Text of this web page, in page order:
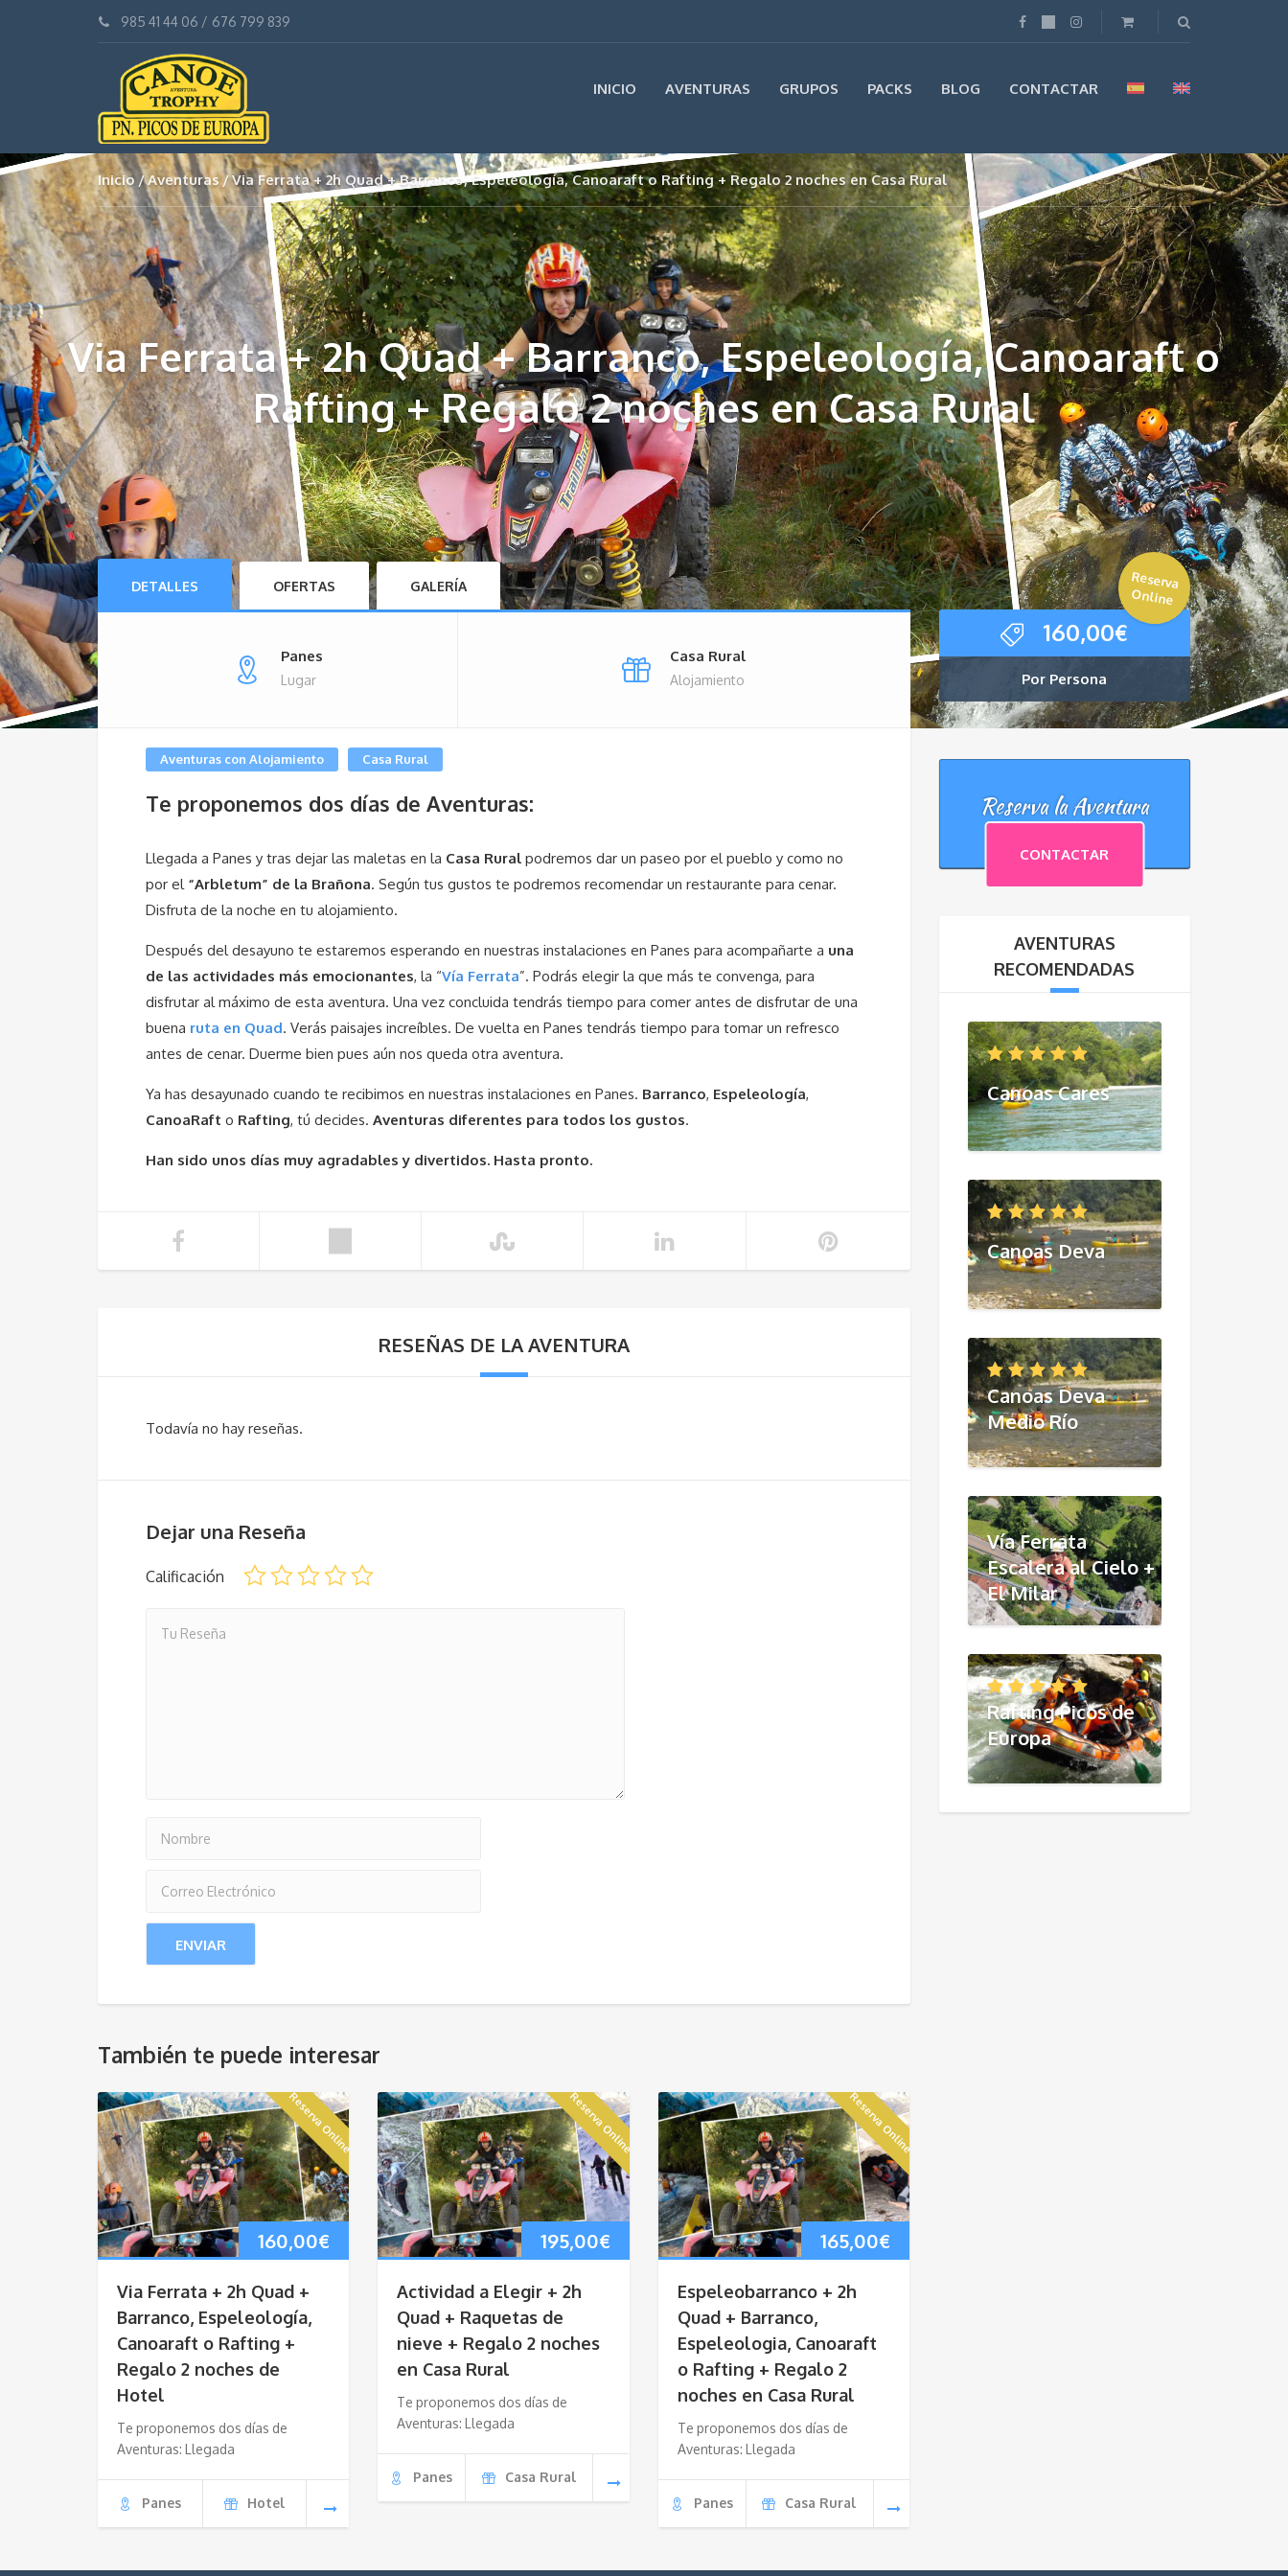
985 41 44 06 / 676 799 839
INICIO AVENTURAS GRUPOS PACKS BLOG CONTACTAR
Inicio Aventuras Via Ferrata + 2h Quad + Barranco, Espeleología, Canoaraft o Rafting + Regalo 2 noches en Casa Rural
Via Ferrata + 2h Quad + Barranco, Espeleología, Canoaraft o
Rafting + Regalo 2 noches en Casa Rural
DETALLES OFERTAS GALERÍA
Panes
Lugar
Casa Rural
Alojamiento
Aventuras con Alojamiento Casa Rural
Te proponemos dos días de Aventuras:
Llegada a Panes y tras dejar las maletas en la Casa Rural podremos dar un paseo por el pueblo y como no
por el “Arbletum” de la Brañona. Según tus gustos te podremos recomendar un restaurante para cenar.
Disfruta de la noche en tu alojamiento.
Después del desayuno te estaremos esperando en nuestras instalaciones en Panes para acompañarte a una
de las actividades más emocionantes, la “Vía Ferrata”. Podrás elegir la que más te convenga, para
disfrutar al máximo de esta aventura. Una vez concluida tendrás tiempo para comer antes de disfrutar de una
buena ruta en Quad. Verás paisajes increíbles. De vuelta en Panes tendrás tiempo para tomar un refresco
antes de cenar. Duerme bien pues aún nos queda otra aventura.
Ya has desayunado cuando te recibimos en nuestras instalaciones en Panes. Barranco, Espeleología,
CanoaRaft o Rafting, tú decides. Aventuras diferentes para todos los gustos.
Han sido unos días muy agradables y divertidos. Hasta pronto.
RESEÑAS DE LA AVENTURA
Todavía no hay reseñas.
Dejar una Reseña
Calificación
También te puede interesar
Reserva Online
160,00€
Via Ferrata + 2h Quad +
Barranco, Espeleología,
Canoaraft o Rafting +
Regalo 2 noches de
Hotel
Te proponemos dos días de
Aventuras: Llegada
Panes Hotel
Reserva Online
195,00€
Actividad a Elegir + 2h
Quad + Raquetas de
nieve + Regalo 2 noches
en Casa Rural
Te proponemos dos días de
Aventuras: Llegada
Panes Casa Rural
Reserva Online
165,00€
Espeleobarranco + 2h
Quad + Barranco,
Espeleologia, Canoaraft
o Rafting + Regalo 2
noches en Casa Rural
Te proponemos dos días de
Aventuras: Llegada
Panes Casa Rural
160,00€
Por Persona
Reserva
Online
Reserva la Aventura
CONTACTAR
AVENTURAS
RECOMENDADAS
Canoas Cares
Canoas Deva
Canoas Deva
Medio Río
Vía Ferrata
Escalera al Cielo +
El Milar
Rafting Picos de
Europa